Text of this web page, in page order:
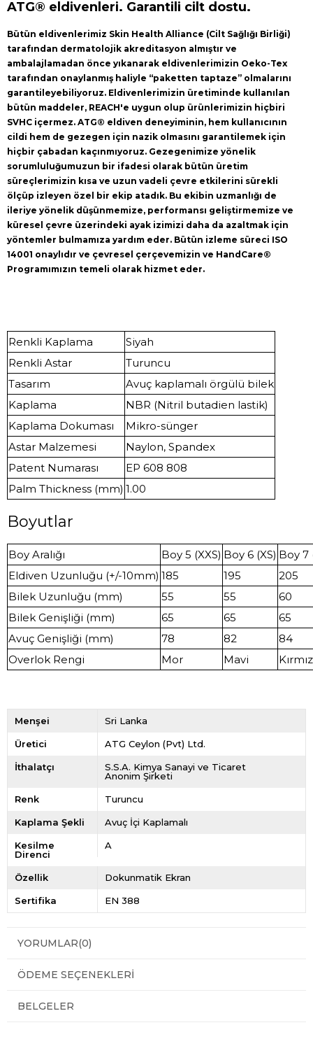
ATG® eldivenleri. Garantili cilt dostu.
Bütün eldivenlerimiz Skin Health Alliance (Cilt Sağlığı Birliği)
tarafından dermatolojik akreditasyon almıştır ve
ambalajlamadan önce yıkanarak eldivenlerimizin Oeko-Tex
tarafından onaylanmış haliyle “paketten taptaze” olmalarını
garantileyebiliyoruz. Eldivenlerimizin üretiminde kullanılan
bütün maddeler, REACH'e uygun olup ürünlerimizin hiçbiri
SVHC içermez. ATG® eldiven deneyiminin, hem kullanıcının
cildi hem de gezegen için nazik olmasını garantilemek için
hiçbir çabadan kaçınmıyoruz. Gezegenimize yönelik
sorumluluğumuzun bir ifadesi olarak bütün üretim
süreçlerimizin kısa ve uzun vadeli çevre etkilerini sürekli
ölçüp izleyen özel bir ekip atadık. Bu ekibin uzmanlığı de
ileriye yönelik düşünmemize, performansı geliştirmemize ve
küresel çevre üzerindeki ayak izimizi daha da azaltmak için
yöntemler bulmamıza yardım eder. Bütün izleme süreci ISO
14001 onaylıdır ve çevresel çerçevemizin ve HandCare®
Programımızın temeli olarak hizmet eder.
Renkli Kaplama
Siyah
Renkli Astar
Turuncu
Tasarım
Avuç kaplamalı örgülü bilek
Kaplama
NBR (Nitril butadien lastik)
Kaplama Dokuması
Mikro-sünger
Astar Malzemesi
Naylon, Spandex
Patent Numarası
EP 608 808
Palm Thickness (mm) 1.00
Boyutlar
Boy Aralığı Boy 5 (XXS) Boy 6 (XS) Boy 7
Eldiven Uzunluğu (+/-10mm) 185 195
205
Bilek Uzunluğu (mm)
55 55
60
Bilek Genişliği (mm)
65 65
65
Avuç Genişliği (mm)
78 82
84
Overlok Rengi
Mor Mavi
Menşei Sri Lanka
Üretici ATG Ceylon (Pvt) Ltd.
İthalatçı
S.S.A. Kimya Sanayi ve Ticaret
Anonim Şirketi
Renk Turuncu
Kaplama Şekli Avuç İçi Kaplamalı
Kesilme
Direnci
A
Özellik Dokunmatik Ekran
Sertifika EN 388
YORUMLAR(0)
ÖDEME SEÇENEKLERI
BELGELER